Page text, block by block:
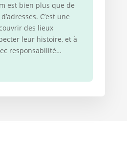
est bien plus que de
C’est une
des lieux
leur histoire, et à
responsabilité…